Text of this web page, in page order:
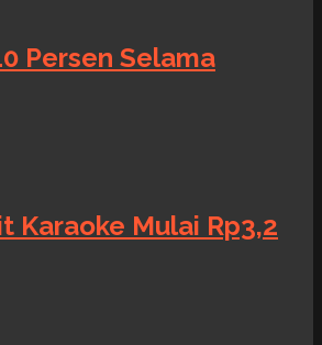
Persen Selama
Karaoke Mulai Rp3,2